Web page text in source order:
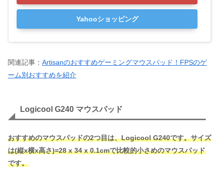
Yahooショッピング
関連記事： Artisanのおすすめゲーミングマウスパッド！FPSのゲ
ーム別おすすめを紹介
Logicool G240 マウスパッド
おすすめのマウスパッドの2つ目は、Logicool G240です。サイズ
は(縦x横x高さ)=28 x 34 x 0.1cmで比較的小さめのマウスパッド
です。